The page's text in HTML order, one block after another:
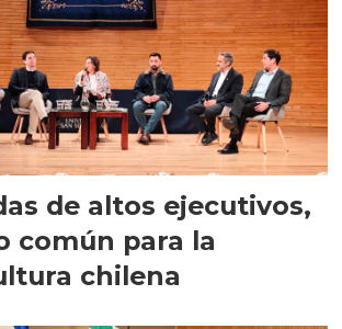
de altos ejecutivos,
común para la
chilena